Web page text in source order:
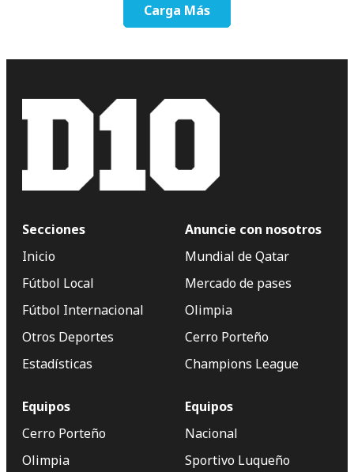
Carga Más
Secciones
Inicio
Fútbol Local
Fútbol Internacional
Otros Deportes
Estadísticas
Anuncie con nosotros
Mundial de Qatar
Mercado de pases
Olimpia
Cerro Porteño
Champions League
Equipos
Cerro Porteño
Olimpia
Equipos
Nacional
Sportivo Luqueño